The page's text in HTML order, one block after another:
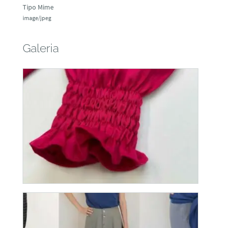
Tipo Mime
image/jpeg
Galeria